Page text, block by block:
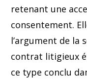
retenant une
consentement.
l’argument de la
contrat litigieux
ce type conclu